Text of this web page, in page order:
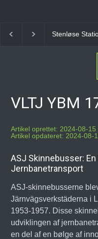
Stenløse
VLTJ YBM
Artikel oprettet: 2024-08-15
Artikel opdateret: 2024-08-
ASJ Skinnebusser:
Jernbanetransport
ASJ-skinnebusserne
Järnvägsverkstäderna i
1953-1957. Disse
udviklingen af
en del af en bølge af